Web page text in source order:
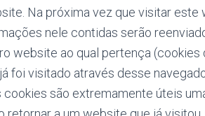
Na próxima vez que visitar este
nele contidas serão
website ao qual pertença (cookies
foi visitado através desse
são extremamente úteis